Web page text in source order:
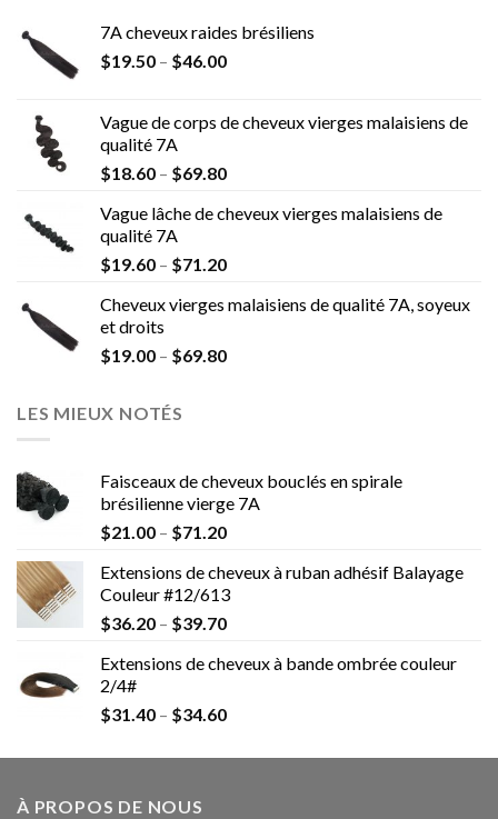
7A cheveux raides brésiliens
$19.50 – $46.00
Vague de corps de cheveux vierges malaisiens de
qualité 7A
$18.60 – $69.80
Vague lâche de cheveux vierges malaisiens de
qualité 7A
$19.60 – $71.20
Cheveux vierges malaisiens de qualité 7A, soyeux
et droits
$19.00 – $69.80
LES MIEUX NOTÉS
Faisceaux de cheveux bouclés en spirale
brésilienne vierge 7A
$21.00 – $71.20
Extensions de cheveux à ruban adhésif Balayage
Couleur #12/613
$36.20 – $39.70
Extensions de cheveux à bande ombrée couleur
2/4#
$31.40 – $34.60
À PROPOS DE NOUS